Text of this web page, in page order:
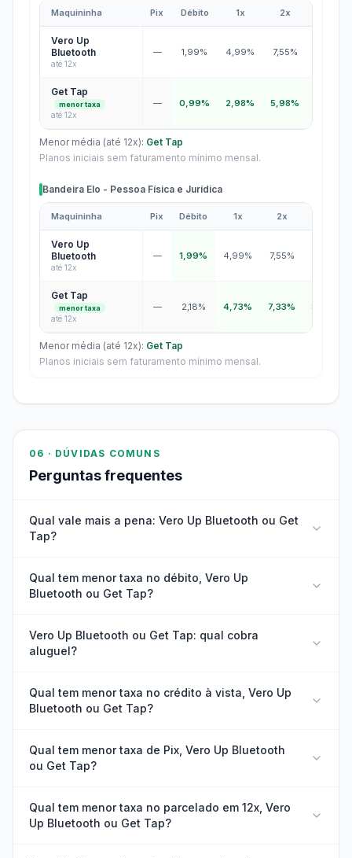
Maquininha Pix Débito 1x 2x
Vero Up
Bluetooth
até 12x
— 1,99% 4,99% 7,55%
Get Tap
menor taxa
até 12x
— 0,99% 2,98% 5,98%
Menor média (até 12x): Get Tap
Planos iniciais sem faturamento mínimo mensal.
Bandeira Elo - Pessoa Física e Jurídica
Maquininha Pix Débito 1x 2x
Vero Up
Bluetooth
até 12x
— 1,99% 4,99% 7,55%
Get Tap
menor taxa
até 12x
— 2,18% 4,73% 7,33% 8,48%
Menor média (até 12x): Get Tap
Planos iniciais sem faturamento mínimo mensal.
06 · DÚVIDAS COMUNS
Perguntas frequentes
Qual vale mais a pena: Vero Up Bluetooth ou Get
Tap?
Qual tem menor taxa no débito, Vero Up
Bluetooth ou Get Tap?
Vero Up Bluetooth ou Get Tap: qual cobra
aluguel?
Qual tem menor taxa no crédito à vista, Vero Up
Bluetooth ou Get Tap?
Qual tem menor taxa de Pix, Vero Up Bluetooth
ou Get Tap?
Qual tem menor taxa no parcelado em 12x, Vero
Up Bluetooth ou Get Tap?